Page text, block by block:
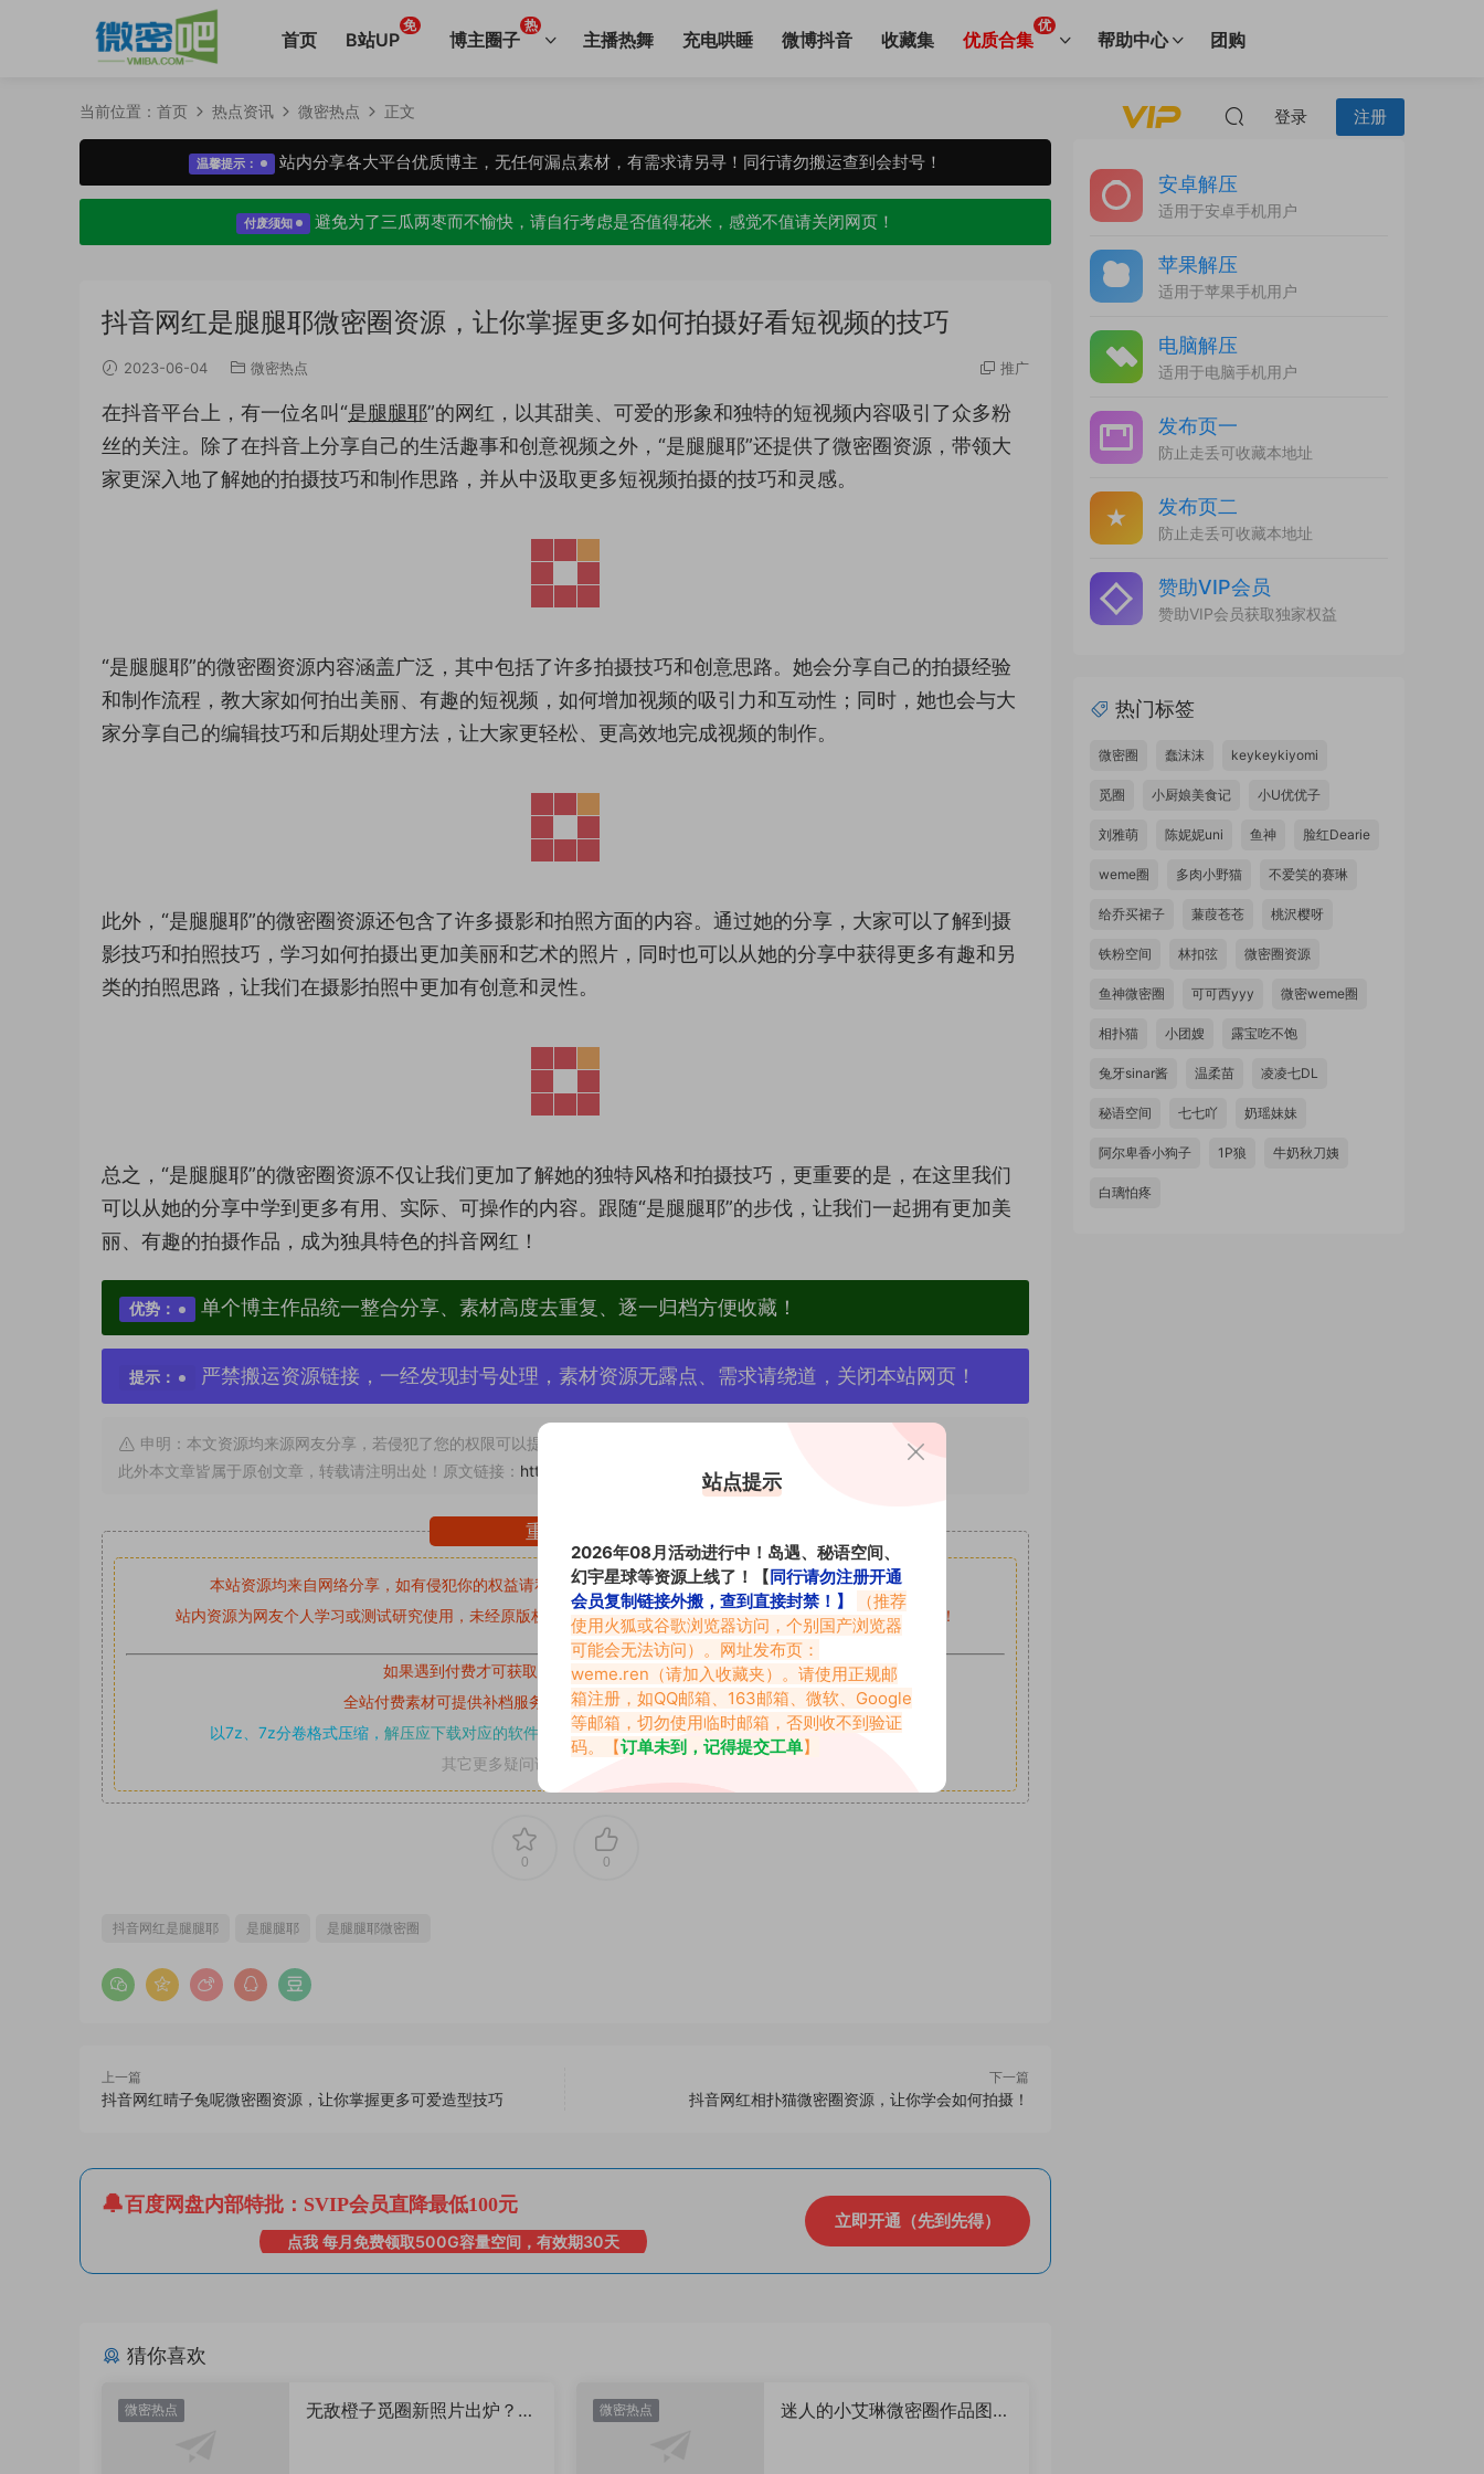
首页 B站UP
免
博主圈子
热
主播热舞 充电哄睡 微博抖音 收藏集 优质合集
优
帮助中心 团购
登录 注册
当前位置： 首页 热点资讯 微密热点 正文
温馨提示： 站内分享各大平台优质博主，无任何漏点素材，有需求请另寻！同行请勿搬运查到会封号！
付废须知 避免为了三瓜两枣而不愉快，请自行考虑是否值得花米，感觉不值请关闭网页！
抖音网红是腿腿耶微密圈资源，让你掌握更多如何拍摄好看短视频的技巧
2023-06-04 微密热点 推广
在抖音平台上，有一位名叫“是腿腿耶”的网红，以其甜美、可爱的形象和独特的短视频内容吸引了众多粉
丝的关注。除了在抖音上分享自己的生活趣事和创意视频之外，“是腿腿耶”还提供了微密圈资源，带领大
家更深入地了解她的拍摄技巧和制作思路，并从中汲取更多短视频拍摄的技巧和灵感。
“是腿腿耶”的微密圈资源内容涵盖广泛，其中包括了许多拍摄技巧和创意思路。她会分享自己的拍摄经验
和制作流程，教大家如何拍出美丽、有趣的短视频，如何增加视频的吸引力和互动性；同时，她也会与大
家分享自己的编辑技巧和后期处理方法，让大家更轻松、更高效地完成视频的制作。
此外，“是腿腿耶”的微密圈资源还包含了许多摄影和拍照方面的内容。通过她的分享，大家可以了解到摄
影技巧和拍照技巧，学习如何拍摄出更加美丽和艺术的照片，同时也可以从她的分享中获得更多有趣和另
类的拍照思路，让我们在摄影拍照中更加有创意和灵性。
总之，“是腿腿耶”的微密圈资源不仅让我们更加了解她的独特风格和拍摄技巧，更重要的是，在这里我们
可以从她的分享中学到更多有用、实际、可操作的内容。跟随“是腿腿耶”的步伐，让我们一起拥有更加美
丽、有趣的拍摄作品，成为独具特色的抖音网红！
优势： 单个博主作品统一整合分享、素材高度去重复、逐一归档方便收藏！
提示： 严禁搬运资源链接，一经发现封号处理，素材资源无露点、需求请绕道，关闭本站网页！
申明：本文资源均来源网友分享，若侵犯了您的权限可以提交工单处理。
此外本文章皆属于原创文章，转载请注明出处！原文链接： https://www.vmiba.top/760.html
重要声明
本站资源均来自网络分享，如有侵犯你的权益请私信留言收到留言后，我们会第一时间进行审核后删除。
站内资源为网友个人学习或测试研究使用，未经原版权作者许可,禁止用于任何商业途径！请在下载24小时内删除！
如果遇到付费才可获取的素材，建议升级对应的VIP。
全站付费素材可提供补档服务
均有备份”， 素材以主流网盘分享。
以7z、7z分卷格式压缩， 解压应下载对应的软件操作，电脑：7-zip；安卓：zarchiver；苹果：解压专家
其它更多疑问请查看站内帮助中心！
0 0
抖音网红是腿腿耶 是腿腿耶 是腿腿耶微密圈
上一篇
抖音网红晴子兔呢微密圈资源，让你掌握更多可爱造型技巧
下一篇
抖音网红相扑猫微密圈资源，让你学会如何拍摄！
百度网盘内部特批：SVIP会员直降最低100元
点我 每月免费领取500G容量空间，有效期30天
立即开通（先到先得）
猜你喜欢
微密热点
无敌橙子觅圈新照片出炉？颜
微密热点
迷人的小艾琳微密圈作品图
安卓解压
适用于安卓手机用户
苹果解压
适用于苹果手机用户
电脑解压
适用于电脑手机用户
发布页一
防止走丢可收藏本地址
发布页二
防止走丢可收藏本地址
赞助VIP会员
赞助VIP会员获取独家权益
热门标签
微密圈 蠢沫沫 keykeykiyomi
觅圈 小厨娘美食记 小U优优子
刘雅萌 陈妮妮uni 鱼神 脸红Dearie
weme圈 多肉小野猫 不爱笑的赛琳
给乔买裙子 蒹葭苍苍 桃沢樱呀
铁粉空间 林扣弦 微密圈资源
鱼神微密圈 可可西yyy 微密weme圈
相扑猫 小团嫂 露宝吃不饱
兔牙sinar酱 温柔苗 凌凌七DL
秘语空间 七七吖 奶瑶妹妹
阿尔卑香小狗子 1P狼 牛奶秋刀姨
白璃怕疼
站点提示
2026年08月活动进行中！岛遇、秘语空间、
幻宇星球等资源上线了！【同行请勿注册开通
会员复制链接外搬，查到直接封禁！】
（推荐
使用火狐或谷歌浏览器访问，个别国产浏览器
可能会无法访问）。网址发布页：
weme.ren （请加入收藏夹）。请使用正规邮
箱注册，如QQ邮箱、163邮箱、微软、Google
等邮箱，切勿使用临时邮箱，否则收不到验证
码。【订单未到，记得提交工单】